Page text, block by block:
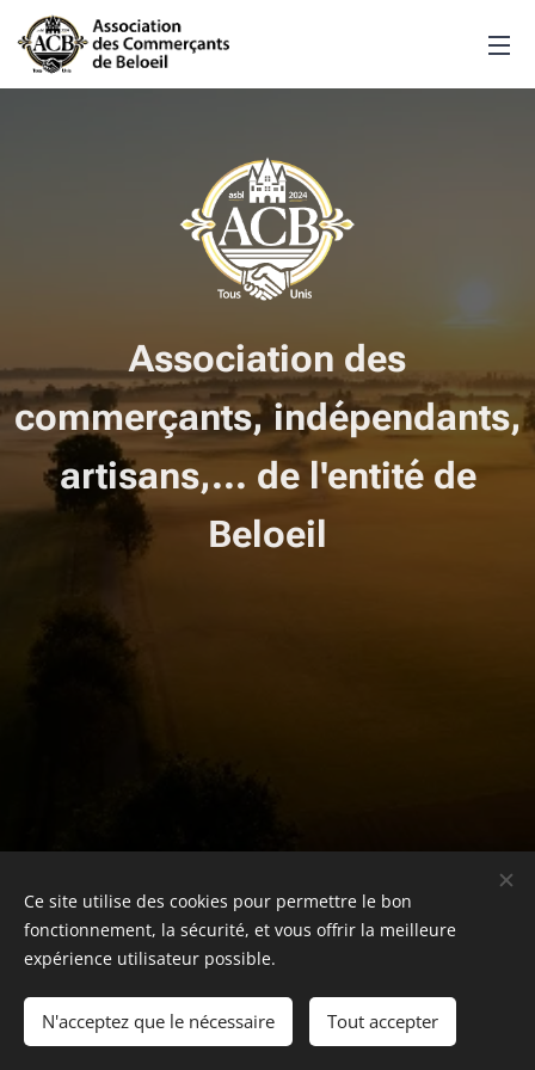
Association des
commerçants, indépendants,
artisans,... de l'entité de
Beloeil
© Copyright ACB 2026 Cookies
Ce site utilise des cookies pour permettre le bon
fonctionnement, la sécurité, et vous offrir la meilleure
expérience utilisateur possible.
N'acceptez que le nécessaire Tout accepter